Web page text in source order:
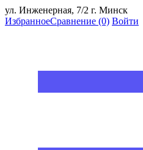
ул. Инженерная, 7/2 г. Минск
ИзбранноеСравнение (0) Войти